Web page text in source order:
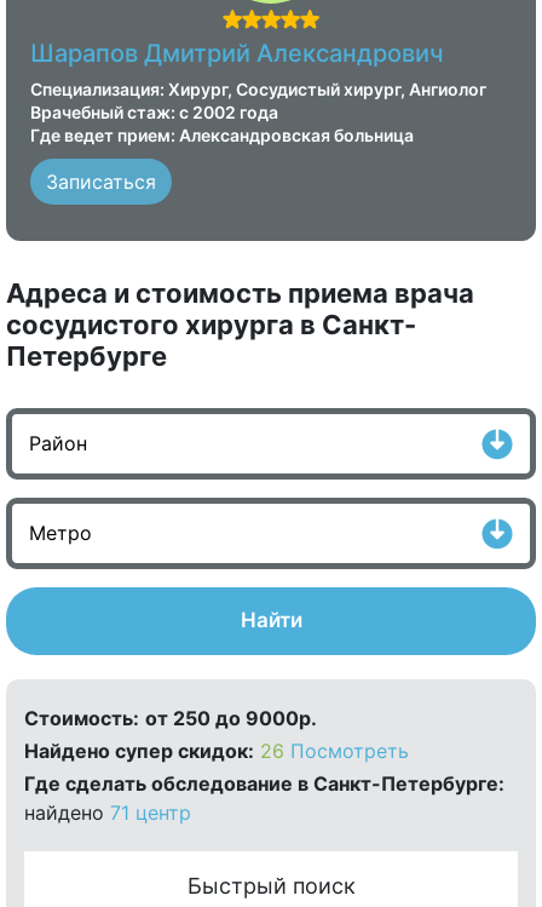
Шарапов Дмитрий Александрович
Специализация: Хирург, Сосудистый хирург, Ангиолог
Врачебный стаж: с 2002 года
Где ведет прием: Александровская больница
Записаться
Адреса и стоимость приема врача
сосудистого хирурга в Санкт-
Петербурге
Найти
Стоимость: от 250 до 9000р.
Найдено cупер скидок: 26 Посмотреть
Где сделать обследование в Санкт-Петербурге:
найдено 71 центр
Быстрый поиск